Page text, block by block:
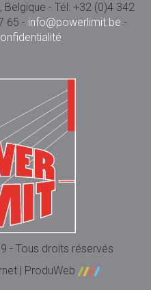
- Tél: +32 (0)4 342
65 - info@powerlimit.be -
- Tous droits réservés
| ProduWeb